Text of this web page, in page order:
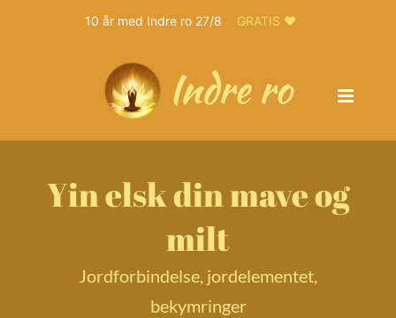
10 år med Indre ro 27/8 GRATIS ❤️
Yin elsk din mave og
milt
Jordforbindelse, jordelementet,
bekymringer